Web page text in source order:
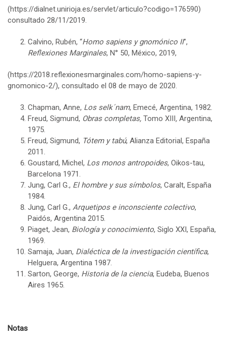
(https://dialnet.unirioja.es/servlet/articulo?codigo=176590)
consultado 28/11/2019.
Calvino, Rubén, “Homo sapiens y gnomónico II”,
Reflexiones Marginales, N° 50, México, 2019,
(https://2018.reflexionesmarginales.com/homo-sapiens-y-
gnomonico-2/), consultado el 08 de mayo de 2020.
Chapman, Anne, Los selk´nam, Emecé, Argentina, 1982.
Freud, Sigmund, Obras completas, Tomo XIII, Argentina,
1975.
Freud, Sigmund, Tótem y tabú, Alianza Editorial, España
2011.
Goustard, Michel, Los monos antropoides, Oikos-tau,
Barcelona 1971.
Jung, Carl G., El hombre y sus símbolos, Caralt, España
1984.
Jung, Carl G., Arquetipos e inconsciente colectivo,
Paidós, Argentina 2015.
Piaget, Jean, Biología y conocimiento, Siglo XXI, España,
1969.
Samaja, Juan, Dialéctica de la investigación científica,
Helguera, Argentina 1987.
Sarton, George, Historia de la ciencia, Eudeba, Buenos
Aires 1965.
Notas